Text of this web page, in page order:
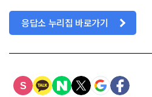
응답소 누리집 바로가기